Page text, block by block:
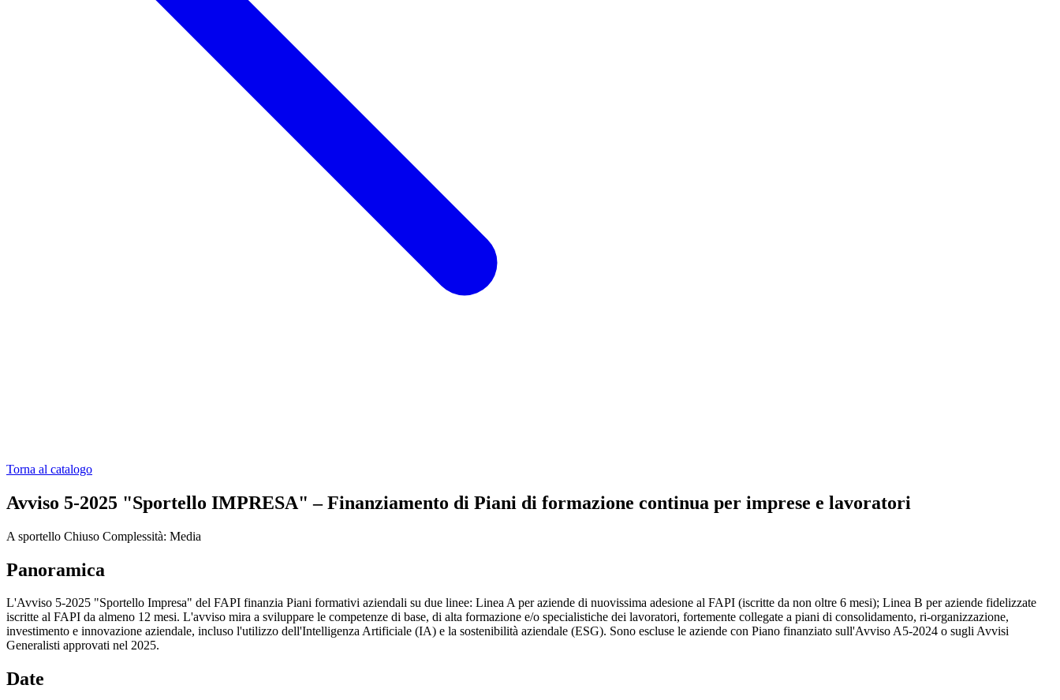
Torna al catalogo
Avviso 5-2025 "Sportello IMPRESA" – Finanziamento di Piani di formazione continua per imprese e lavoratori
A sportello Chiuso Complessità: Media
Panoramica
L'Avviso 5-2025 "Sportello Impresa" del FAPI finanzia Piani formativi aziendali su due linee: Linea A per aziende di nuovissima adesione al FAPI (iscritte da non oltre 6 mesi); Linea B per aziende fidelizzate
iscritte al FAPI da almeno 12 mesi. L'avviso mira a sviluppare le competenze di base, di alta formazione e/o specialistiche dei lavoratori, fortemente collegate a piani di consolidamento, ri-organizzazione,
investimento e innovazione aziendale, incluso l'utilizzo dell'Intelligenza Artificiale (IA) e la sostenibilità aziendale (ESG). Sono escluse le aziende con Piano finanziato sull'Avviso A5-2024 o sugli Avvisi
Generalisti approvati nel 2025.
Date